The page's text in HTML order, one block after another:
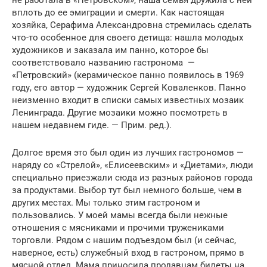
вплоть до ее эмиграции и смерти. Как настоящая
хозяйка, Серафима Александровна стремилась сделать
что-то особенное для своего детища: нашла молодых
художников и заказала им панно, которое бы
соответствовало названию гастронома —
«Петровский» (керамическое панно появилось в 1969
году, его автор — художник Сергей Коваленков. Панно
неизменно входит в списки самых известных мозаик
Ленинграда. Другие мозаики можно посмотреть в
нашем недавнем гиде. — Прим. ред.).
Долгое время это был один из лучших гастрономов —
наряду со «Стрелой», «Елисеевским» и «Диетами», люди
специально приезжали сюда из разных районов города
за продуктами. Выбор тут был немного больше, чем в
других местах. Мы только этим гастроном и
пользовались. У моей мамы всегда были нежные
отношения с мясниками и прочими тружениками
торговли. Рядом с нашим подъездом был (и сейчас,
наверное, есть) служебный вход в гастроном, прямо в